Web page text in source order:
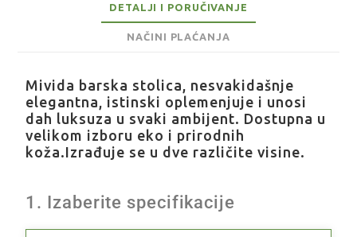
DETALJI I PORUČIVANJE
NAČINI PLAĆANJA
Mivida barska stolica, nesvakidašnje
elegantna, istinski oplemenjuje i unosi
dah luksuza u svaki ambijent. Dostupna u
velikom izboru eko i prirodnih
koža.Izrađuje se u dve različite visine.
1. Izaberite specifikacije